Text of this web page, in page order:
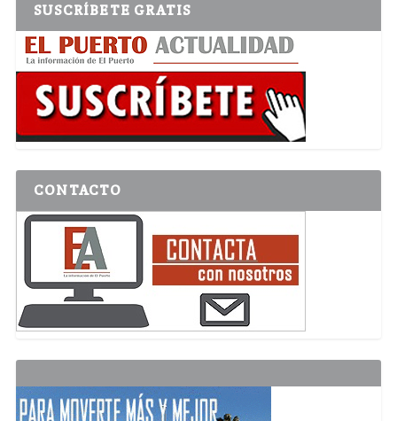
SUSCRÍBETE GRATIS
CONTACTO